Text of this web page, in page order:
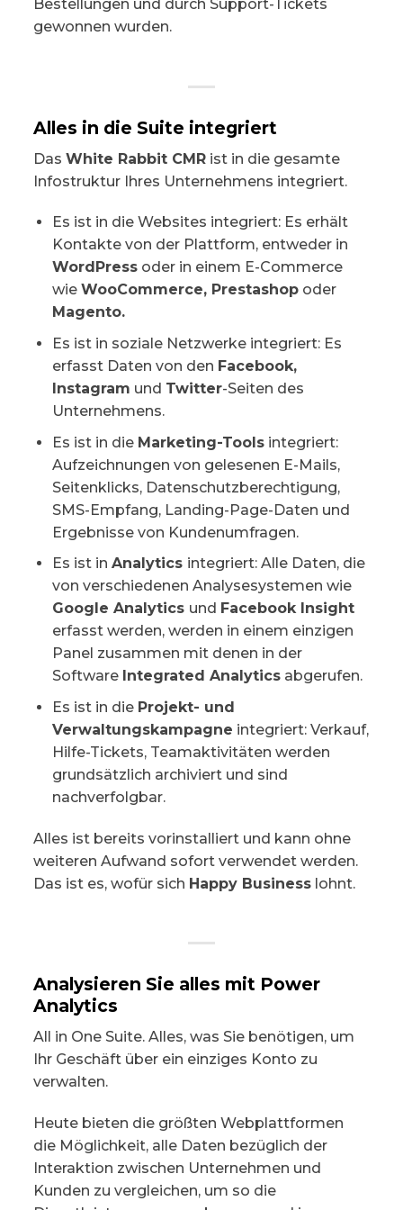
Bestellungen und durch Support-Tickets
gewonnen wurden.
Alles in die Suite integriert
DasWhite Rabbit CMR ist in die gesamte
Infostruktur Ihres Unternehmens integriert.
Es ist in die Websites integriert: Es erhält
Kontakte von der Plattform, entweder in
WordPress oder in einem E-Commerce
wieWooCommerce, Prestashop oder
Magento.
Es ist in soziale Netzwerke integriert: Es
erfasst Daten von den Facebook,
Instagram und Twitter-Seiten des
Unternehmens.
Es ist in die Marketing-Tools integriert:
Aufzeichnungen von gelesenen E-Mails,
Seitenklicks, Datenschutzberechtigung,
SMS-Empfang, Landing-Page-Daten und
Ergebnisse von Kundenumfragen.
Es ist inAnalytics integriert: Alle Daten, die
von verschiedenen Analysesystemen wie
Google Analytics und Facebook Insight
erfasst werden, werden in einem einzigen
Panel zusammen mit denen in der
Software Integrated Analytics abgerufen.
Es ist in die Projekt- und
Verwaltungskampagne integriert: Verkauf,
Hilfe-Tickets, Teamaktivitäten werden
grundsätzlich archiviert und sind
nachverfolgbar.
Alles ist bereits vorinstalliert und kann ohne
weiteren Aufwand sofort verwendet werden.
Das ist es, wofür sich Happy Business lohnt.
Analysieren Sie alles mit Power
Analytics
All in One Suite. Alles, was Sie benötigen, um
Ihr Geschäft über ein einziges Konto zu
verwalten.
Heute bieten die größten Webplattformen
die Möglichkeit, alle Daten bezüglich der
Interaktion zwischen Unternehmen und
Kunden zu vergleichen, um so die